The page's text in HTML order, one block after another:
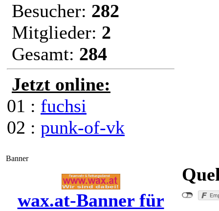
Besucher: 282
Mitglieder: 2
Gesamt: 284
Jetzt online:
01 : fuchsi
02 : punk-of-vk
Banner
wax.at-Banner für